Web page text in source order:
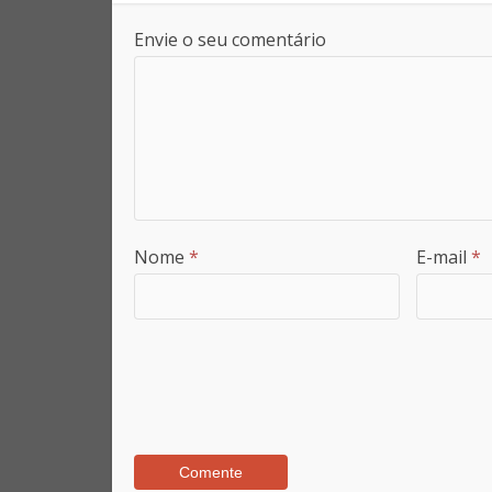
Envie o seu comentário
Nome * E-mail *